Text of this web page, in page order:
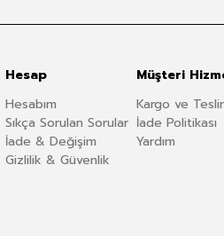
Hesap
Hesabım
Sıkça Sorulan Sorular
İade & Değişim
Gizlilik & Güvenlik
Müşteri
Kargo ve
İade Politikası
Yardım